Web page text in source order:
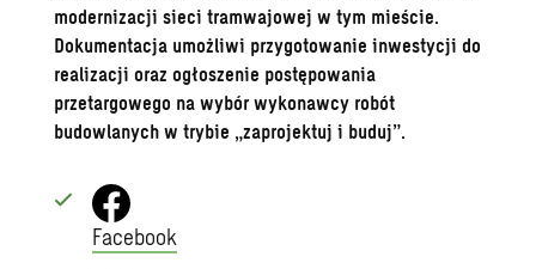
modernizacji sieci tramwajowej w tym mieście.
Dokumentacja umożliwi przygotowanie inwestycji do
realizacji oraz ogłoszenie postępowania
przetargowego na wybór wykonawcy robót
budowlanych w trybie „zaprojektuj i buduj”.
Facebook